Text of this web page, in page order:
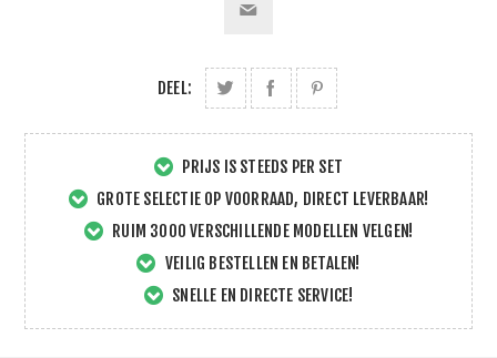
DEEL:
PRIJS IS STEEDS PER SET
GROTE SELECTIE OP VOORRAAD, DIRECT LEVERBAAR!
RUIM 3000 VERSCHILLENDE MODELLEN VELGEN!
VEILIG BESTELLEN EN BETALEN!
SNELLE EN DIRECTE SERVICE!